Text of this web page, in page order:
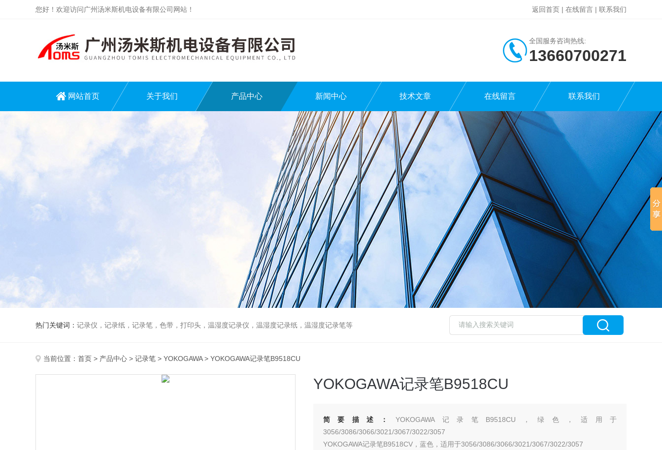
您好！欢迎访问广州汤米斯机电设备有限公司网站！ 返回首页 | 在线留言 | 联系我们
全国服务咨询热线:
13660700271
网站首页 关于我们 产品中心 新闻中心 技术文章 在线留言 联系我们
热门关键词： 记录仪，记录纸，记录笔，色带，打印头，温湿度记录仪，温湿度记录纸，温湿度记录笔等
当前位置： 首页 > 产品中心 > 记录笔 > YOKOGAWA> YOKOGAWA记录笔B9518CU
YOKOGAWA记录笔B9518CU
简要描述： YOKOGAWA记录笔B9518CU，绿色，适用于
3056/3086/3066/3021/3067/3022/3057
YOKOGAWA记录笔B9518CV，蓝色，适用于3056/3086/3066/3021/3067/3022/3057